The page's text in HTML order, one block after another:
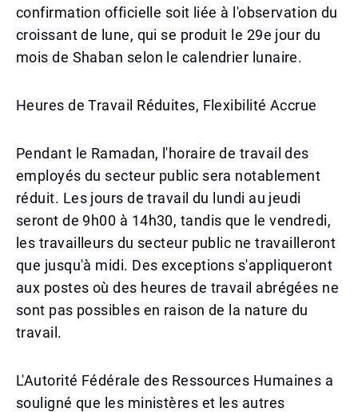
confirmation officielle soit liée à l'observation du
croissant de lune, qui se produit le 29e jour du
mois de Shaban selon le calendrier lunaire.
Heures de Travail Réduites, Flexibilité Accrue
Pendant le Ramadan, l'horaire de travail des
employés du secteur public sera notablement
réduit. Les jours de travail du lundi au jeudi
seront de 9h00 à 14h30, tandis que le vendredi,
les travailleurs du secteur public ne travailleront
que jusqu'à midi. Des exceptions s'appliqueront
aux postes où des heures de travail abrégées ne
sont pas possibles en raison de la nature du
travail.
L'Autorité Fédérale des Ressources Humaines a
souligné que les ministères et les autres